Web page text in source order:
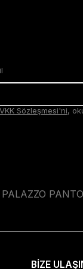
Sözleşmesi'ni,
PALAZZO
BİZE